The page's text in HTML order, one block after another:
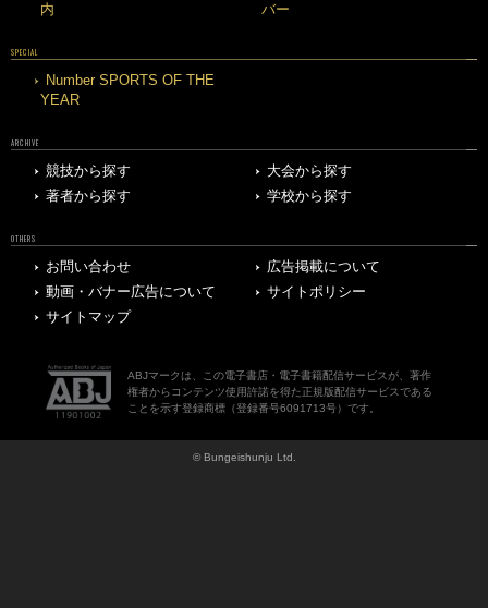
内
バー
SPECIAL
Number SPORTS OF THE
YEAR
ARCHIVE
競技から探す
大会から探す
著者から探す
学校から探す
OTHERS
お問い合わせ
広告掲載について
動画・バナー広告について
サイトポリシー
サイトマップ
ABJマークは、この電子書店・電子書籍配信サービスが、著作
権者からコンテンツ使用許諾を得た正規版配信サービスである
ことを示す登録商標（登録番号6091713号）です。
© Bungeishunju Ltd.